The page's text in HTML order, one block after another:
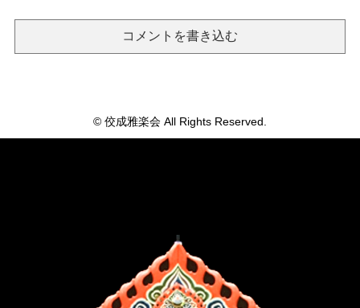
コメントを書き込む
© 佼成雅楽会 All Rights Reserved.